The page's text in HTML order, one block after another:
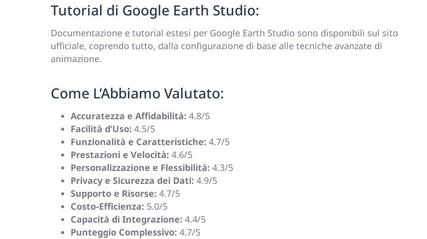
Tutorial di Google Earth Studio:
Documentazione e tutorial estesi per Google Earth Studio sono disponibili sul sito
ufficiale, coprendo tutto, dalla configurazione di base alle tecniche avanzate di
animazione.
Come L’Abbiamo Valutato:
Accuratezza e Affidabilità: 4.8/5
Facilità d’Uso: 4.5/5
Funzionalità e Caratteristiche: 4.7/5
Prestazioni e Velocità: 4.6/5
Personalizzazione e Flessibilità: 4.3/5
Privacy e Sicurezza dei Dati: 4.9/5
Supporto e Risorse: 4.7/5
Costo-Efficienza: 5.0/5
Capacità di Integrazione: 4.4/5
Punteggio Complessivo: 4.7/5